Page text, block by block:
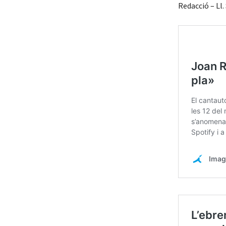
Redacció – Ll.